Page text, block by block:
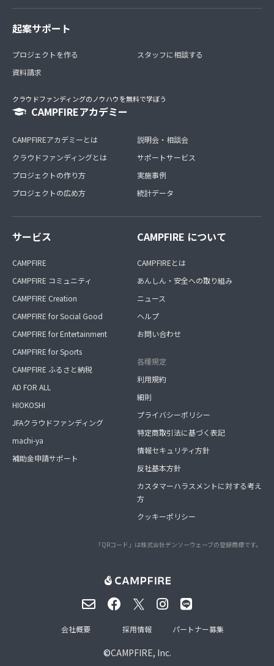
起案サポート
プロジェクトを作る
資料請求
スタッフに相談する
クラウドファンディングのノウハウを無料で学ぼう
CAMPFIREアカデミー
CAMPFIREアカデミーとは
クラウドファンディングとは
プロジェクトの作り方
プロジェクトの広め方
説明会・相談会
サポートサービス
実施事例
統計データ
サービス
CAMPFIRE
CAMPFIRE コミュニティ
CAMPFIRE Creation
CAMPFIRE for Social Good
CAMPFIRE for Entertainment
CAMPFIRE for Sports
CAMPFIRE ふるさと納税
AD FOR ALL
HIOKOSHI
JFAクラウドファンディング
machi-ya
補助金申請サポート
CAMPFIRE について
CAMPFIREとは
あんしん・安全への取り組み
ニュース
ヘルプ
お問い合わせ
各種規定
利用規約
細則
プライバシーポリシー
特定商取引法に基づく表記
情報セキュリティ方針
反社基本方針
カスタマーハラスメントに対する考え
方
クッキーポリシー
「QRコード」は株式会社デンソーウェーブの登録商標です。
©CAMPFIRE, Inc.
会社概要 採用情報 パートナー募集